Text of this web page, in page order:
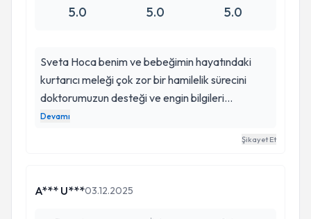
5.0 5.0 5.0
Sveta Hoca benim ve bebeğimin hayatındaki
kurtarıcı meleği çok zor bir hamilelik sürecini
doktorumuzun desteği ve engin bilgileri
sayesinde konforlu bir şekilde geçirdim. Sürekli
hastane yatışları, daha önce yaşanılan bir kayıp,
kendi hayatımı ve bebeğimin hayatını teslim
Devamı
Şikayet Et
A*** U***03.12.2025